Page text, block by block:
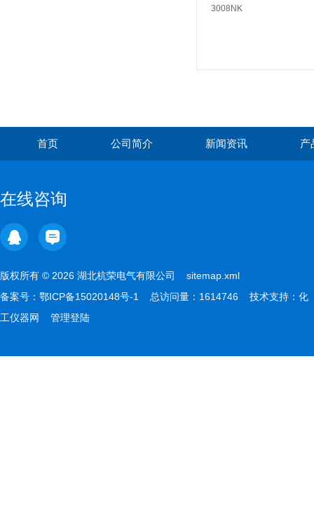
首页 公司简介 新闻资讯 产
在线咨询
版权所有 © 2026 湖北杭荣电气有限公司 sitemap.xml
备案号： 鄂ICP备15020148号-1 总访问量：1614746 技术支持： 化
工仪器网
管理登陆